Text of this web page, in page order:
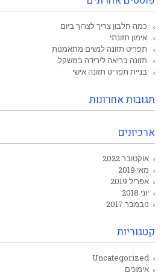
כמה חלבון צריך לצרוך ביום
אימון תזונתי
תפריט תזונה לנשים מתאמנות
תזונה בריאה לירידה במשקל
בניית תפריט תזונה אישי
תגובות אחרונות
ארכיונים
אוקטובר 2022
מאי 2019
אפריל 2019
יוני 2018
נובמבר 2017
קטגוריות
Uncategorized
אימונים